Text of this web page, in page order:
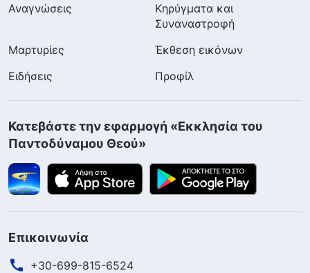
Αναγνώσεις
Κηρύγματα και
Συναναστροφή
Μαρτυρίες
Έκθεση εικόνων
Ειδήσεις
Προφίλ
Κατεβάστε την εφαρμογή «Εκκλησία του
Παντοδύναμου Θεού»
Επικοινωνία
+30-699-815-6524